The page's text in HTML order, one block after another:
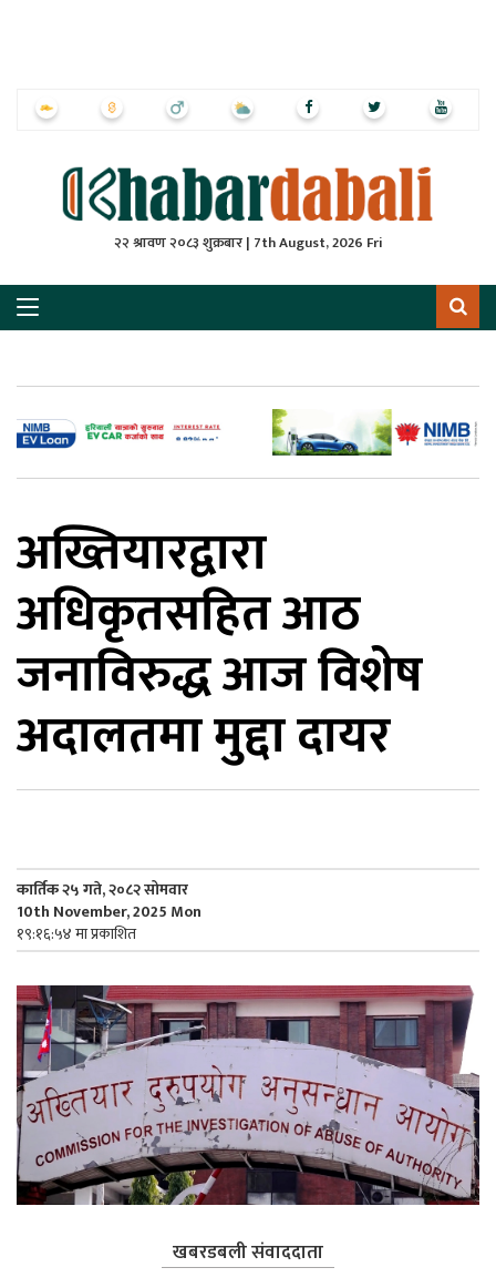
२२ श्रावण २०८३ शुक्रबार | 7th August, 2026 Fri
अख्तियारद्वारा
अधिकृतसहित आठ
जनाविरुद्ध आज विशेष
अदालतमा मुद्दा दायर
कार्तिक २५ गते, २०८२ सोमवार
10th November, 2025 Mon
१९:१६:५४ मा प्रकाशित
खबरडबली संवाददाता